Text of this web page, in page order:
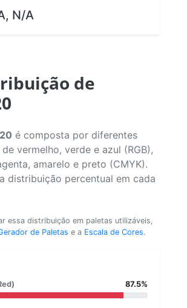
N/A
de
é composta por diferentes
vermelho, verde e azul (RGB),
amarelo e preto (CMYK).
distribuição percentual em cada
essa distribuição em paletas utilizáveis,
de Paletas e a Escala de Cores.
87.5%